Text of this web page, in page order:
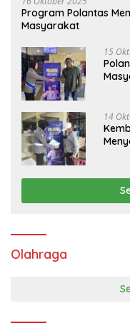
Program Polantas
Masyarakat
15
14
Olahraga